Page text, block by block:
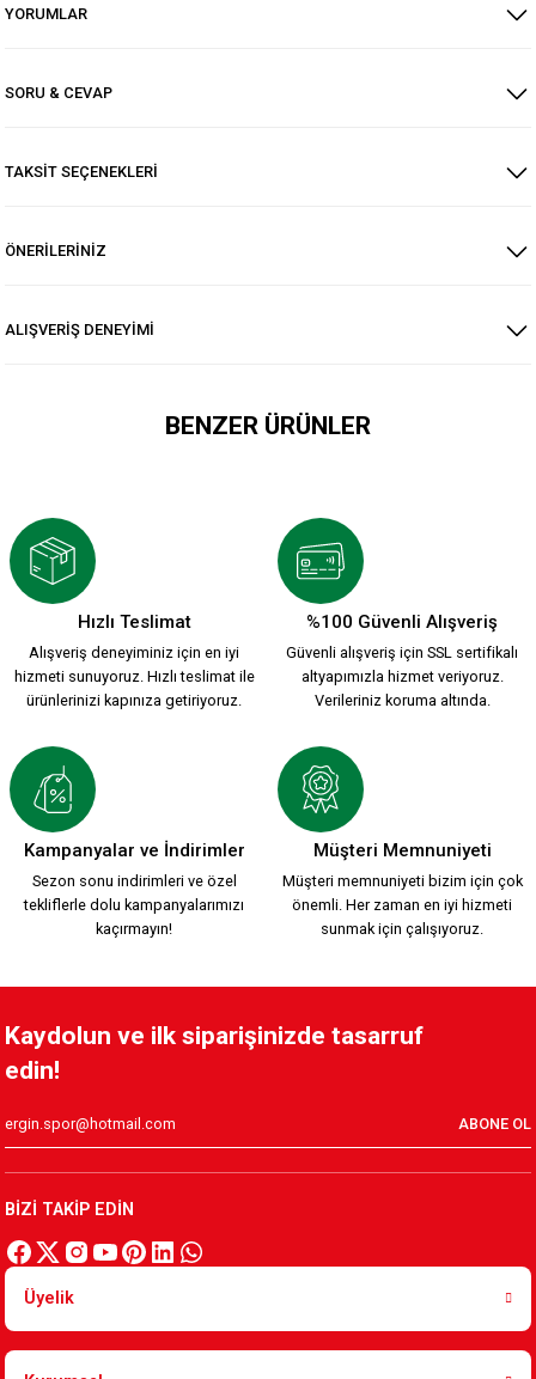
YORUMLAR
SORU & CEVAP
TAKSİT SEÇENEKLERİ
ÖNERİLERİNİZ
ALIŞVERİŞ DENEYİMİ
BENZER ÜRÜNLER
1.199,90 TL
KSK ARMA 1912 T-SHIRT
800,00 TL
YENİ SEZON 2026/2027 HUMMEL ANTREMAN CEKET
3.500,00 TL
YENİ SEZON 2026/2027 HUMMEL FUNCTIONAL POLO T-
1.500,00 TL
Hızlı Teslimat
Alışveriş deneyiminiz için en iyi
hizmeti sunuyoruz. Hızlı teslimat ile
ürünlerinizi kapınıza getiriyoruz.
%100 Güvenli Alışveriş
Güvenli alışveriş için SSL sertifikalı
altyapımızla hizmet veriyoruz.
Verileriniz koruma altında.
Kampanyalar ve İndirimler
Sezon sonu indirimleri ve özel
tekliflerle dolu kampanyalarımızı
kaçırmayın!
Müşteri Memnuniyeti
Müşteri memnuniyeti bizim için çok
önemli. Her zaman en iyi hizmeti
sunmak için çalışıyoruz.
Kaydolun ve ilk siparişinizde tasarruf
edin!
ABONE OL
BİZİ TAKİP EDİN
Üyelik